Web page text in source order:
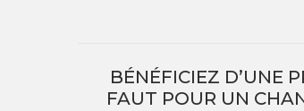
BÉNÉFICIEZ D’UNE
FAUT POUR UN